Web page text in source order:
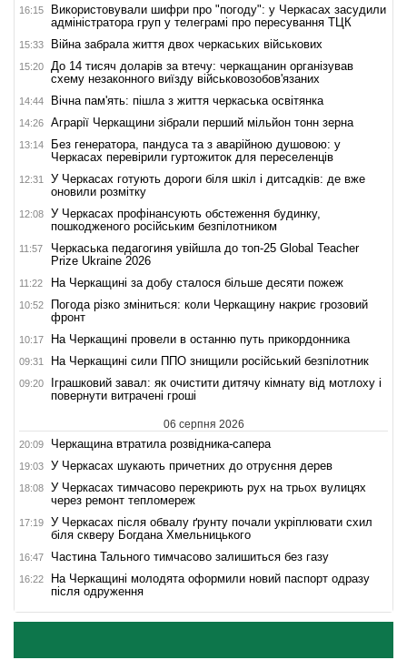
16:15
Використовували шифри про "погоду": у Черкасах засудили
адміністратора груп у телеграмі про пересування ТЦК
15:33 Війна забрала життя двох черкаських військових
15:20
До 14 тисяч доларів за втечу: черкащанин організував
схему незаконного виїзду військовозобов'язаних
14:44 Вічна пам'ять: пішла з життя черкаська освітянка
14:26 Аграрії Черкащини зібрали перший мільйон тонн зерна
13:14
Без генератора, пандуса та з аварійною душовою: у
Черкасах перевірили гуртожиток для переселенців
12:31
У Черкасах готують дороги біля шкіл і дитсадків: де вже
оновили розмітку
12:08
У Черкасах профінансують обстеження будинку,
пошкодженого російським безпілотником
11:57
Черкаська педагогиня увійшла до топ-25 Global Teacher
Prize Ukraine 2026
11:22 На Черкащині за добу сталося більше десяти пожеж
10:52
Погода різко зміниться: коли Черкащину накриє грозовий
фронт
10:17 На Черкащині провели в останню путь прикордонника
09:31 На Черкащині сили ППО знищили російський безпілотник
09:20
Іграшковий завал: як очистити дитячу кімнату від мотлоху і
повернути витрачені гроші
06 серпня 2026
20:09 Черкащина втратила розвідника-сапера
19:03 У Черкасах шукають причетних до отруєння дерев
18:08
У Черкасах тимчасово перекриють рух на трьох вулицях
через ремонт тепломереж
17:19
У Черкасах після обвалу ґрунту почали укріплювати схил
біля скверу Богдана Хмельницького
16:47 Частина Тального тимчасово залишиться без газу
16:22
На Черкащині молодята оформили новий паспорт одразу
після одруження